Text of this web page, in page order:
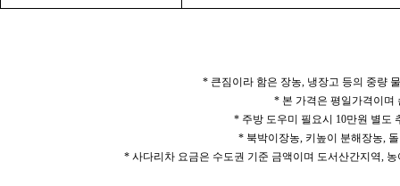
* 큰짐이라 함은 장농, 냉장고 등의 중량
* 본 가격은 평일가격이며
* 주방 도우미 필요시 10만원 별도
* 북박이장농, 키높이 분해장농,
* 사다리차 요금은 수도권 기준 금액이며 도서산간지역,